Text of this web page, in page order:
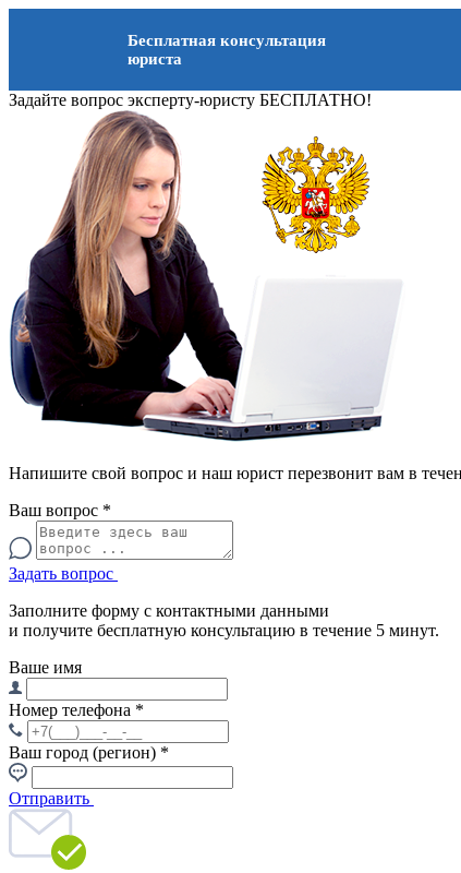
Бесплатная консультация
юриста
Задайте вопрос эксперту-юристу БЕСПЛАТНО!
Напишите свой вопрос и наш юрист перезвонит вам в
Ваш вопрос *
Задать вопрос
Заполните форму с контактными данными
и получите бесплатную консультацию в течение 5 минут.
Ваше имя
Номер телефона *
Ваш город (регион) *
Отправить